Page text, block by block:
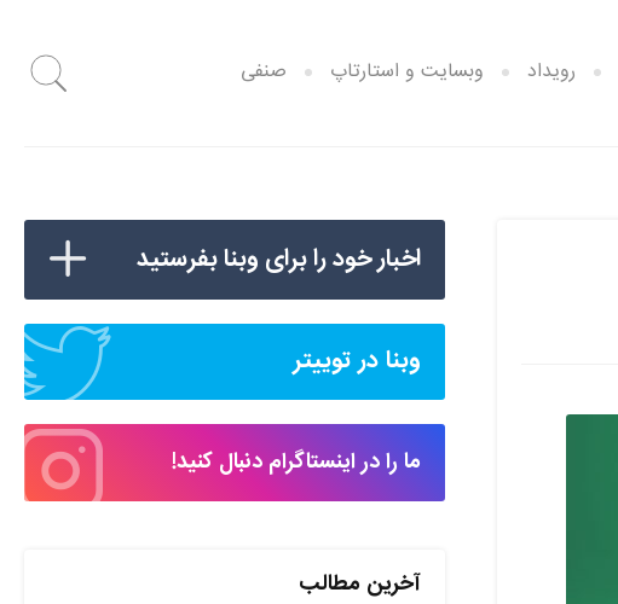
رویداد وبسایت و استارتاپ صنفی
اخبار خود را برای وبنا بفرستید
وبنا در توییتر
ما را در اینستاگرام دنبال کنید!
آخرین مطالب